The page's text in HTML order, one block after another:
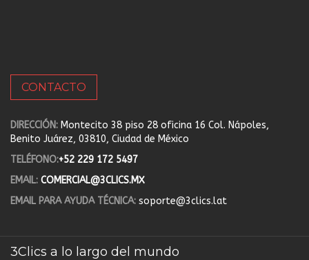
CONTACTO
DIRECCIÓN: Montecito 38 piso 28 oficina 16 Col. Nápoles,
Benito Juárez, 03810, Ciudad de México
TELÉFONO:+52 229 172 5497
EMAIL: COMERCIAL@3CLICS.MX
EMAIL PARA AYUDA TÉCNICA: soporte@3clics.lat
3Clics a lo largo del mundo